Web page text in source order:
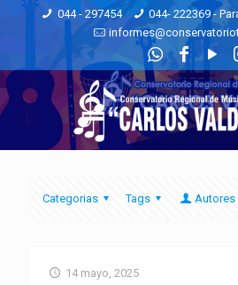
044 - 297454
044- 222369 -
Categorias Tags Autores
14 mayo, 2025